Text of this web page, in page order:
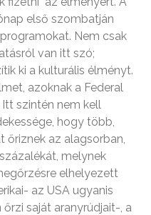
első szombatján
Nem csak
van itt szó;
ki a kulturális élményt.
azoknak a Federal
szintén nem kell
hogy több,
őriznek az alagsorban,
melynek
elhelyezett
az USA ugyanis
saját aranyrúdjait-, a